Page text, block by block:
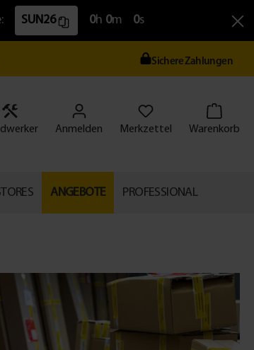
SUN26 0h 0m 0s
Sichere Zahlungen
Anmelden Merkzettel Warenkorb
ANGEBOTE PROFESSIONAL